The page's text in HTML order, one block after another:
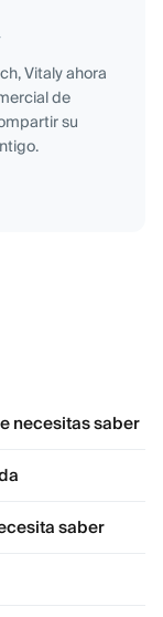
Vitaly ahora
de
su
necesitas saber
saber